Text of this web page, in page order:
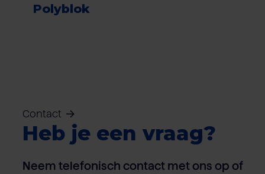
Polyblok
Contact
Heb je een vraag?
Neem telefonisch contact met ons op of